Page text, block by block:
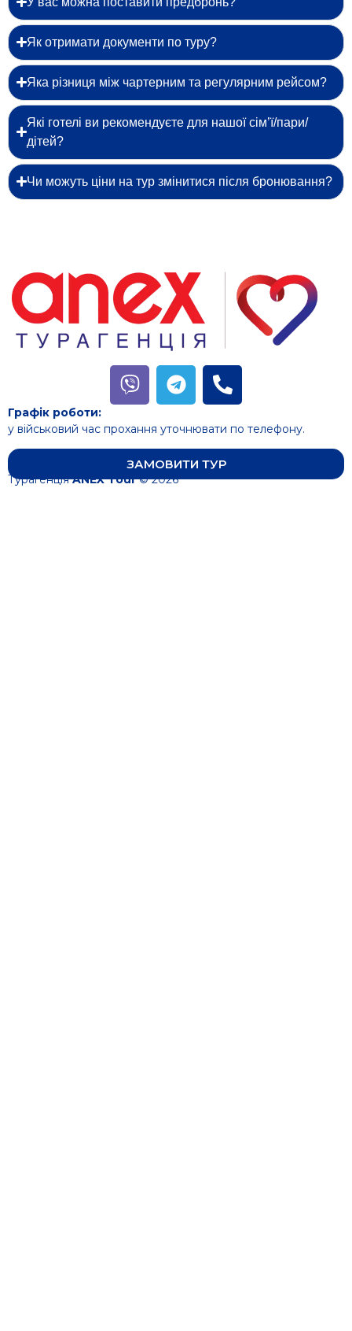
Як отримати документи по туру?
Яка різниця між чартерним та регулярним рейсом?
Які готелі ви рекомендуєте для нашої сім’ї/пари/
дітей?
Чи можуть ціни на тур змінитися після бронювання?
Графік роботи:
у військовий час прохання уточнювати по телефону.
ЗАМОВИТИ ТУР
ТурагенціяANEX Tour© 2026